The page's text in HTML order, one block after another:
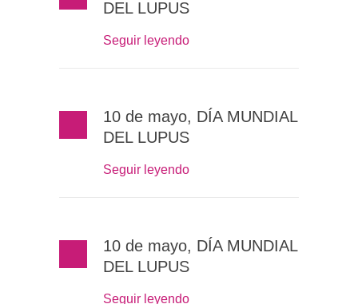
DEL LUPUS
Seguir leyendo
10 de mayo, DÍA MUNDIAL
DEL LUPUS
Seguir leyendo
10 de mayo, DÍA MUNDIAL
DEL LUPUS
Seguir leyendo